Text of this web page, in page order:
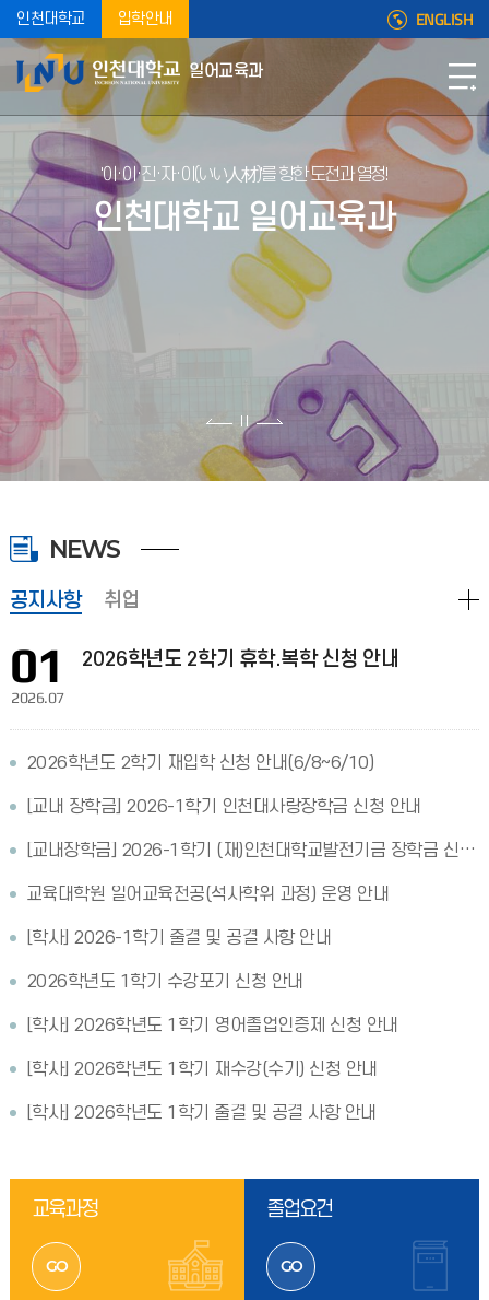
인천대학교 입학안내 ENGLISH
일어교육과
'이·이·진·자·이(いい人材)'를 향한 도전과 열정!
인천대학교 일어교육과
NEWS
공지사항
2026학년도 2학기 휴학.복학 신청 안내
01
2026.07
2026학년도 2학기 재입학 신청 안내(6/8~6/10)
[교내 장학금] 2026-1학기 인천대사랑장학금 신청 안내
[교내장학금] 2026-1학기 (재)인천대학교발전기금 장학금 신청 안내
교육대학원 일어교육전공(석사학위 과정) 운영 안내
[학사] 2026-1학기 출결 및 공결 사항 안내
2026학년도 1학기 수강포기 신청 안내
[학사] 2026학년도 1학기 영어졸업인증제 신청 안내
[학사] 2026학년도 1학기 재수강(수기) 신청 안내
[학사] 2026학년도 1학기 출결 및 공결 사항 안내
취업
교육과정 졸업요건